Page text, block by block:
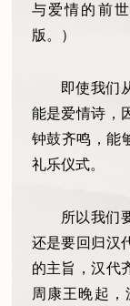
与爱情的前
版。）
即使我们
能是爱情诗，
钟鼓齐鸣，能
礼乐仪式。
所以我们
还是要回归汉
的主旨，汉代
周康王晚起